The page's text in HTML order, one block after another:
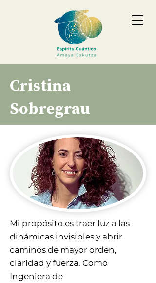
Cristina
Sobregrau
Mi propósito es traer luz a las
dinámicas invisibles y abrir
caminos de mayor orden,
claridad y fuerza. Como
Ingeniera de